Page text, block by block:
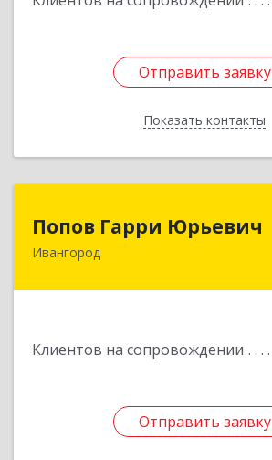
Отправить заявку
Показать контакты
Отправить заявку
Назад
Попов Гарри Юрьевич
Ивангород
Клиентов на сопровождении
Отправить заявку
Отправить заявку